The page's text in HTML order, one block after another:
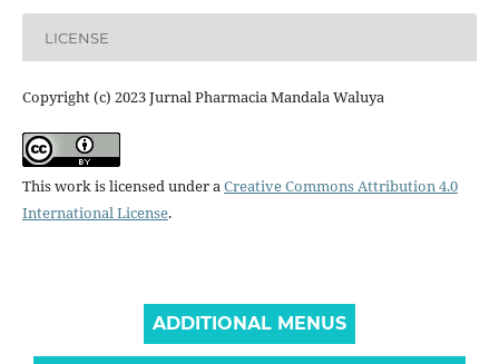
LICENSE
Copyright (c) 2023 Jurnal Pharmacia Mandala Waluya
This work is licensed under aCreative Commons Attribution 4.0
International License.
ADDITIONAL MENUS